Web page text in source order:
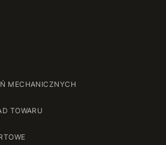
MECHANICZNYCH
TOWARU